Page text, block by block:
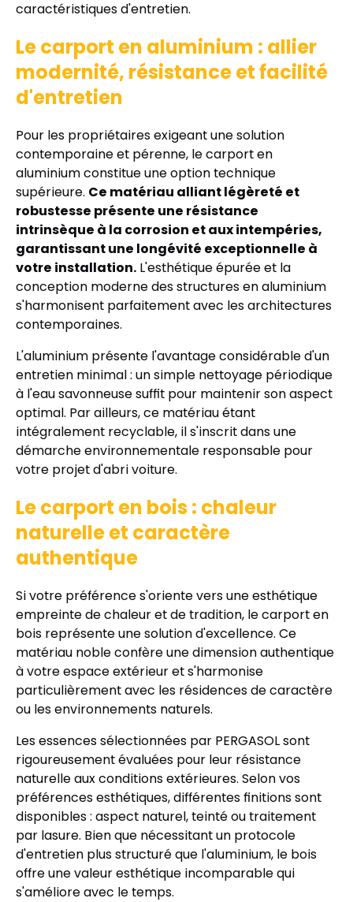
caractéristiques d'entretien.
Le carport en aluminium : allier
modernité, résistance et facilité
d'entretien
Pour les propriétaires exigeant une solution
contemporaine et pérenne, le carport en
aluminium constitue une option technique
supérieure. Ce matériau alliant légèreté et
robustesse présente une résistance
intrinsèque à la corrosion et aux intempéries,
garantissant une longévité exceptionnelle à
votre installation. L'esthétique épurée et la
conception moderne des structures en aluminium
s'harmonisent parfaitement avec les architectures
contemporaines.
L'aluminium présente l'avantage considérable d'un
entretien minimal : un simple nettoyage périodique
à l'eau savonneuse suffit pour maintenir son aspect
optimal. Par ailleurs, ce matériau étant
intégralement recyclable, il s'inscrit dans une
démarche environnementale responsable pour
votre projet d'abri voiture.
Le carport en bois : chaleur
naturelle et caractère
authentique
Si votre préférence s'oriente vers une esthétique
empreinte de chaleur et de tradition, le carport en
bois représente une solution d'excellence. Ce
matériau noble confère une dimension authentique
à votre espace extérieur et s'harmonise
particulièrement avec les résidences de caractère
ou les environnements naturels.
Les essences sélectionnées par PERGASOL sont
rigoureusement évaluées pour leur résistance
naturelle aux conditions extérieures. Selon vos
préférences esthétiques, différentes finitions sont
disponibles : aspect naturel, teinté ou traitement
par lasure. Bien que nécessitant un protocole
d'entretien plus structuré que l'aluminium, le bois
offre une valeur esthétique incomparable qui
s'améliore avec le temps.